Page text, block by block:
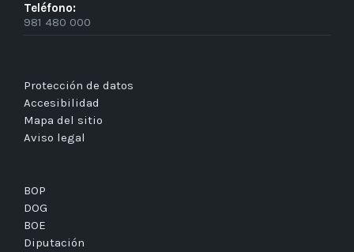
Teléfono:
981 480 000
Protección de datos
Accesibilidad
Mapa del sitio
Aviso legal
BOP
DOG
BOE
Diputación